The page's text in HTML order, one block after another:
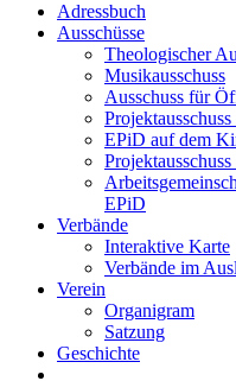
Adressbuch
Ausschüsse
Theologischer
Musikausschuss
Ausschuss für
EPiD auf dem
EPiD
Verbände
Interaktive Karte
Verbände im
Verein
Organigram
Satzung
Geschichte